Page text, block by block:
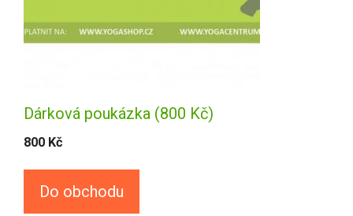
Dárková poukázka (800 Kč)
800 Kč
Do obchodu